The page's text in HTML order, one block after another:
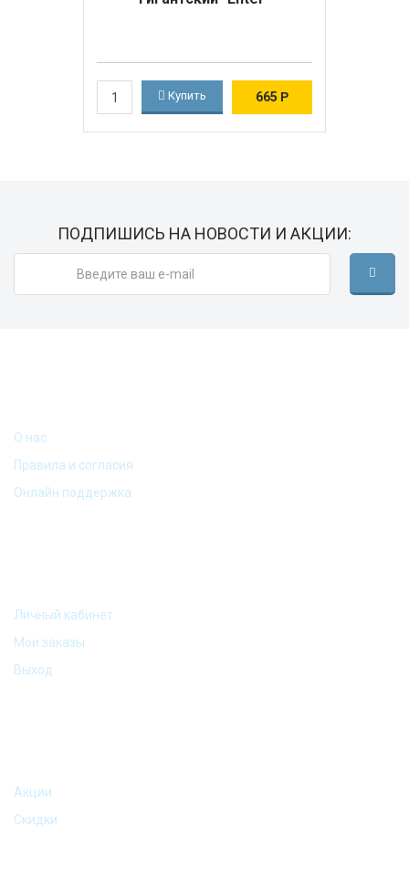
Купить 665 Р
ПОДПИШИСЬ НА НОВОСТИ И АКЦИИ:
О нас
Правила и согласия
Онлайн поддержка
Личный кабинет
Мои заказы
Выход
Акции
Скидки